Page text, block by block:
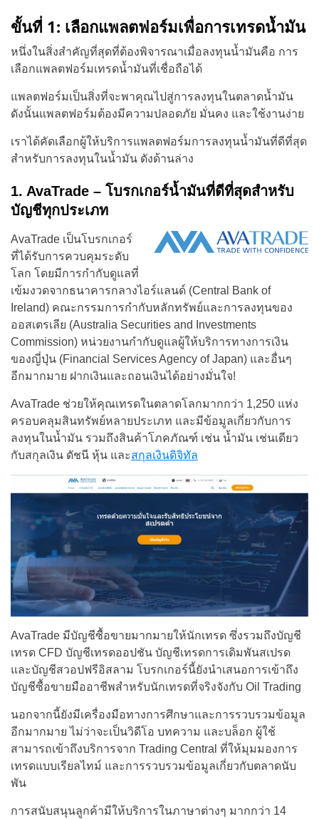
ขั้นที่ 1: เลือกแพลตฟอร์มเพื่อการเทรดน้ำมัน
หนึ่งในสิ่งสำคัญที่สุดที่ต้องพิจารณาเมื่อลงทุนน้ำมันคือ การ
เลือกแพลตฟอร์มเทรดน้ำมันที่เชื่อถือได้
แพลตฟอร์มเป็นสิ่งที่จะพาคุณไปสู่การลงทุนในตลาดน้ำมัน
ดังนั้นแพลตฟอร์มต้องมีความปลอดภัย มั่นคง และใช้งานง่าย
เราได้คัดเลือกผู้ให้บริการแพลตฟอร์มการลงทุนน้ำมันที่ดีที่สุด
สำหรับการลงทุนในน้ำมัน ดังด้านล่าง
1. AvaTrade – โบรกเกอร์น้ำมันที่ดีที่สุดสำหรับ
บัญชีทุกประเภท
AvaTrade เป็นโบรกเกอร์
ที่ได้รับการควบคุมระดับ
โลก โดยมีการกำกับดูแลที่
เข้มงวดจากธนาคารกลางไอร์แลนด์ (Central Bank of
Ireland) คณะกรรมการกำกับหลักทรัพย์และการลงทุนของ
ออสเตรเลีย (Australia Securities and Investments
Commission) หน่วยงานกำกับดูแลผู้ให้บริการทางการเงิน
ของญี่ปุ่น (Financial Services Agency of Japan) และอื่นๆ
อีกมากมาย ฝากเงินและถอนเงินได้อย่างมั่นใจ!
AvaTrade ช่วยให้คุณเทรดในตลาดโลกมากกว่า 1,250 แห่ง
ครอบคลุมสินทรัพย์หลายประเภท และมีข้อมูลเกี่ยวกับการ
ลงทุนในน้ำมัน รวมถึงสินค้าโภคภัณฑ์ เช่น น้ำมัน เช่นเดียว
กับสกุลเงิน ดัชนี หุ้น และสกุลเงินดิจิทัล
AvaTrade มีบัญชีซื้อขายมากมายให้นักเทรด ซึ่งรวมถึงบัญชี
เทรด CFD บัญชีเทรดออปชัน บัญชีเทรดการเดิมพันสเปรด
และบัญชีสวอปฟรีอิสลาม โบรกเกอร์นี้ยังนำเสนอการเข้าถึง
บัญชีซื้อขายมืออาชีพสำหรับนักเทรดที่จริงจังกับ Oil Trading
นอกจากนี้ยังมีเครื่องมือทางการศึกษาและการรวบรวมข้อมูล
อีกมากมาย ไม่ว่าจะเป็นวิดีโอ บทความ และบล็อก ผู้ใช้
สามารถเข้าถึงบริการจาก Trading Central ที่ให้มุมมองการ
เทรดแบบเรียลไทม์ และการรวบรวมข้อมูลเกี่ยวกับตลาดนับ
พัน
การสนับสนุนลูกค้ามีให้บริการในภาษาต่างๆ มากกว่า 14